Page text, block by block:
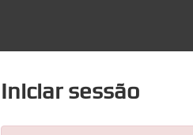
Iniciar sessão